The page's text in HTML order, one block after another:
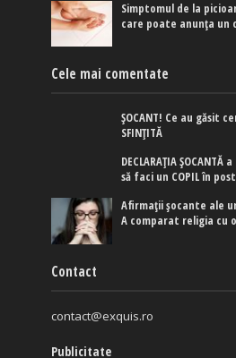
Simptomul de la
care poate anunța un
Cele mai comentate
ȘOCANT! Ce au găsit
SFINȚITĂ
DECLARAȚIA
să faci un COPIL în
Afirmaţii şocante ale
A comparat religia cu
Contact
contact@exquis.ro
Publicitate